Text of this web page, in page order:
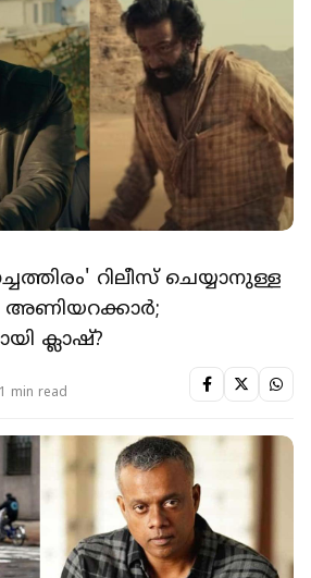
റിലീസ് ചെയ്യാനുള്ള
അണിയറക്കാർ;
ക്ലാഷ്?
1 min read